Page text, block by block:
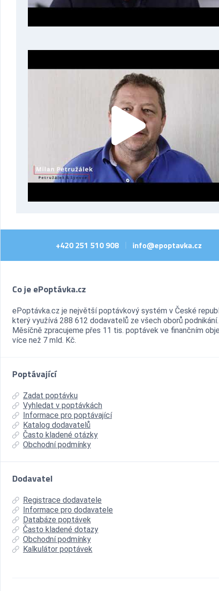
+420 251 510 908 info@epoptavka.cz
Co je ePoptávka.cz
ePoptávka.cz je největší poptávkový systém v České
který využívá 288 612 dodavatelů ze všech oborů podnikání.
Měsíčně zpracujeme přes 11 tis. poptávek ve finančním
více než 7 mld. Kč.
Poptávající
Zadat poptávku
Vyhledat v poptávkách
Informace pro poptávající
Katalog dodavatelů
Často kladené otázky
Obchodní podmínky
Dodavatel
Registrace dodavatele
Informace pro dodavatele
Databáze poptávek
Často kladené dotazy
Obchodní podmínky
Kalkulátor poptávek